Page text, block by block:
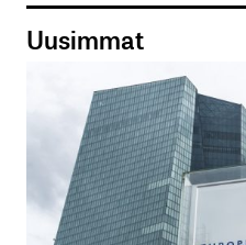
Uusimmat